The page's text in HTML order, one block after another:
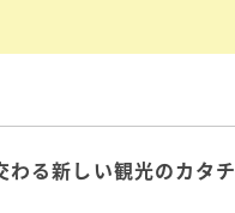
る新しい観光のカタチ